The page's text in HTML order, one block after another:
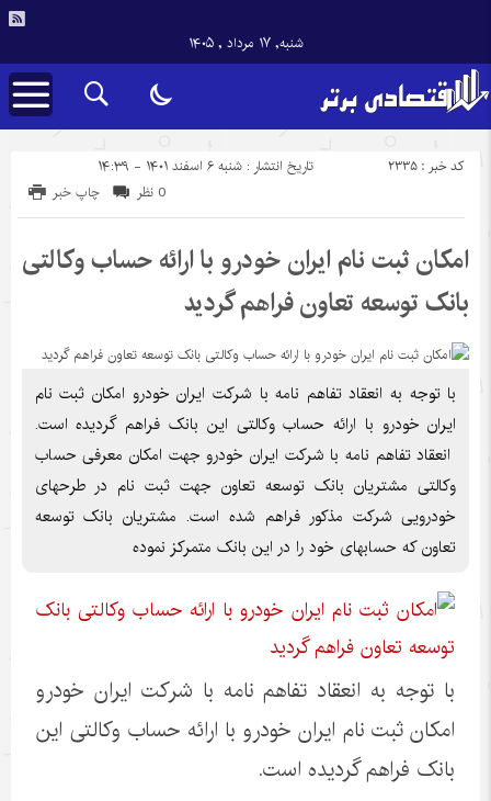
شنبه, ۱۷ مرداد , ۱۴۰۵
تاریخ انتشار : شنبه ۶ اسفند ۱۴۰۱ - ۱۴:۳۹ کد خبر : 2335
چاپ خبر 0 نظر
امکان ثبت نام ایران خودرو با ارائه حساب وکالتی
بانک توسعه تعاون فراهم گردید
با توجه به انعقاد تفاهم نامه با شرکت ایران خودرو امکان ثبت نام
ایران خودرو با ارائه حساب وکالتی این بانک فراهم گردیده است.
انعقاد تفاهم نامه با شرکت ایران خودرو جهت امکان معرفی حساب
وکالتی مشتریان بانک توسعه تعاون جهت ثبت نام در طرحهای
خودرویی شرکت مذکور فراهم شده است. مشتریان بانک توسعه
تعاون که حسابهای خود را در این بانک متمرکز نموده
با توجه به انعقاد تفاهم نامه با شرکت ایران خودرو
امکان ثبت نام ایران خودرو با ارائه حساب وکالتی این
بانک فراهم گردیده است.